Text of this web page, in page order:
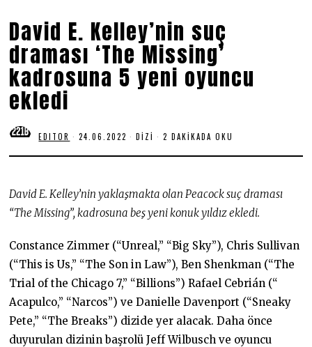
David E. Kelley’nin suç
draması ‘The Missing’
kadrosuna 5 yeni oyuncu
ekledi
EDITOR 24.06.2022 DIZI 2 DAKIKADA OKU
David E. Kelley’nin yaklaşmakta olan Peacock suç draması
“The Missing”, kadrosuna beş yeni konuk yıldız ekledi.
Constance Zimmer (“Unreal,” “Big Sky”), Chris Sullivan
(“This is Us,” “The Son in Law”), Ben Shenkman (“The
Trial of the Chicago 7,” “Billions”) Rafael Cebrián (“
Acapulco,” “Narcos”) ve Danielle Davenport (“Sneaky
Pete,” “The Breaks”) dizide yer alacak. Daha önce
duyurulan dizinin başrolü Jeff Wilbusch ve oyuncu